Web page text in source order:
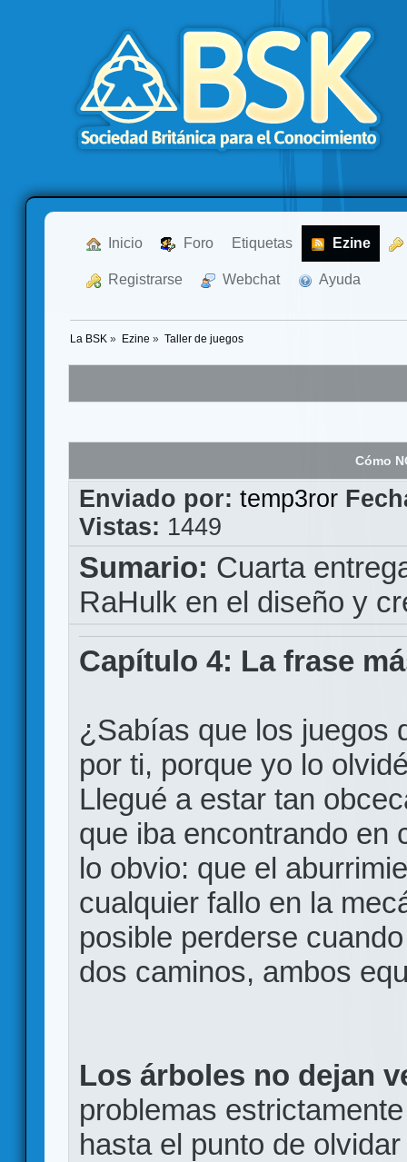
Inicio Foro Etiquetas Ezine
Registrarse Webchat Ayuda
La BSK » Ezine » Taller de juegos
Cómo
Enviado por:temp3ror
Vistas: 1449
Sumario: Cuarta
RaHulk en el diseño y
Capítulo 4: La frase
¿Sabías que los juegos
por ti, porque yo lo
Llegué a estar tan
que iba encontrando en
lo obvio: que el
cualquier fallo en la
posible perderse
dos caminos, ambos
Los árboles no dejan
problemas
hasta el punto de